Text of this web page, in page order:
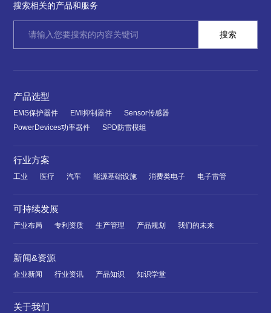
搜索相关的产品和服务
产品选型
EMS保护器件 EMI抑制器件
Sensor传感器
PowerDevices功率器件
SPD防雷模组
行业方案
工业 医疗 汽车 能源基础设施 消费类电子 电子雷管
可持续发展
产业布局 专利资质 生产管理 产品规划 我们的未来
新闻&资源
企业新闻 行业资讯 产品知识 知识学堂
关于我们